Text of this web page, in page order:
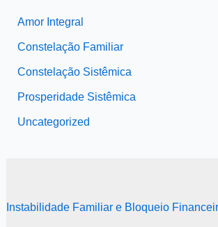
Amor Integral
Constelação Familiar
Constelação Sistêmica
Prosperidade Sistêmica
Uncategorized
Instabilidade Familiar e Bloqueio